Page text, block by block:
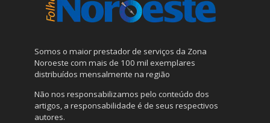
Somos o maior prestador de serviços da Zona
Noroeste com mais de 100 mil exemplares
distribuídos mensalmente na região
Não nos responsabilizamos pelo conteúdo dos
artigos, a responsabilidade é de seus respectivos
autores.